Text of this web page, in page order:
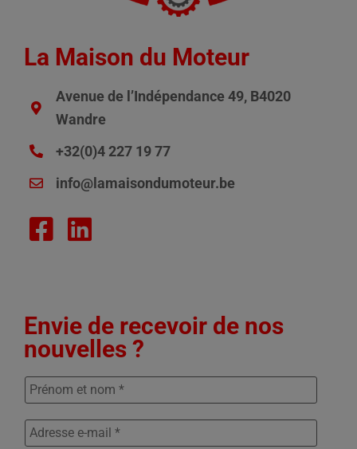
La Maison du Moteur
Avenue de l’Indépendance 49, B4020
Wandre
+32(0)4 227 19 77
info@lamaisondumoteur.be
Envie de recevoir de nos
nouvelles ?